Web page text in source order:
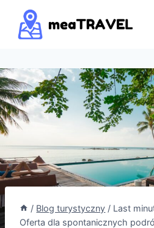
Przejdź
treści
/ Blog turystyczny / Last
Oferta dla spontanicznych